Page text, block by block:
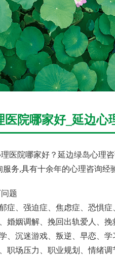
医院哪家好_延边心
医院哪家好？延边绿岛心理
务,具有十余年的心理咨询
题
症、强迫症、焦虑症、恐惧
婚姻调解、挽回出轨爱人、
、沉迷游戏、叛逆、早恋、
职场压力、职业规划、情绪调